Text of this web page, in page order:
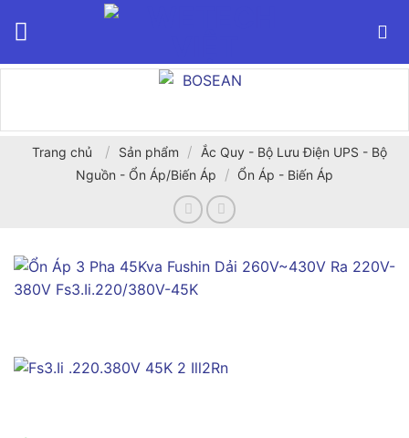
Trang chủ / Sản phẩm /
Ắc Quy - Bộ Lưu Điện UPS - Bộ
Nguồn - Ổn Áp/Biến Áp
/ Ổn Áp - Biến Áp